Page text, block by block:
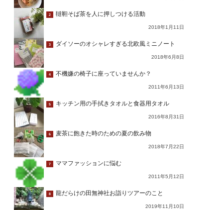
2 韃靼そば茶を人に押しつける活動
2018年1月11日
3 ダイソーのオシャレすぎる北欧風ミニノート
2018年6月8日
4 不機嫌の椅子に座っていませんか？
2011年6月13日
5 キッチン用の手拭きタオルと食器用タオル
2016年8月31日
6 麦茶に飽きた時のための夏の飲み物
2018年7月22日
7 ママファッションに悩む
2011年5月12日
8 龍だらけの田無神社お詣りツアーのこと
2019年11月10日